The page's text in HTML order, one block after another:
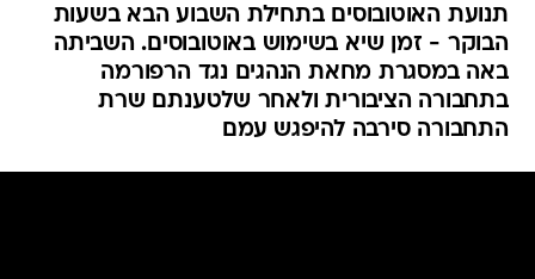
תנועת האוטובוסים בתחילת השבוע הבא בשעות
הבוקר - זמן שיא בשימוש באוטובוסים. השביתה
באה במסגרת מחאת הנהגים נגד הרפורמה
בתחבורה הציבורית ולאחר שלטענתם שרת
התחבורה סירבה להיפגש עמם